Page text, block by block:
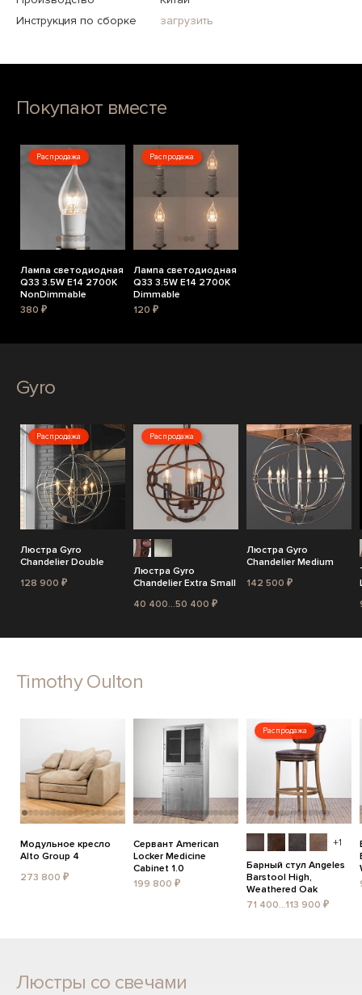
Инструкция по сборке
загрузить
Покупают вместе
Распродажа
Лампа светодиодная
Q33 3.5W E14 2700K
NonDimmable
380 ₽
Распродажа
Лампа светодиодная
Q33 3.5W E14 2700K
Dimmable
120 ₽
Gyro
Распродажа
Люстра Gyro
Chandelier Double
128 900 ₽
Распродажа
Люстра Gyro
Chandelier Extra Small
40 400...50 400 ₽
Люстра Gyro
Chandelier Medium
142 500 ₽
Timothy Oulton
Модульное кресло
Alto Group 4
273 800 ₽
Сервант American
Locker Medicine
Cabinet 1.0
199 800 ₽
Распродажа
+1
Барный стул Angeles
Barstool High,
Weathered Oak
71 400...113 900 ₽
Люстры со свечами